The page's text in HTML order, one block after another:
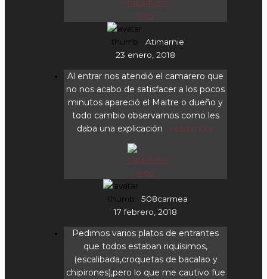
Atimarnie
23 enero, 2018
Al entrar nos atendió el camarero que
no nos acabo de satisfacer a los pocos
minutos apareció el Maitre o dueño y
todo cambio observamos como les
daba una explicación... read more
508carmea
17 febrero, 2018
Pedimos varios platos de entrantes
que todos estaban riquísimos,
(escalibada,croquetas de bacalao y
chipirones),pero lo que me cautivo fue